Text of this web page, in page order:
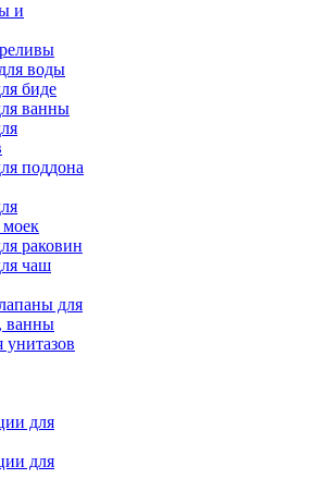
и
воды
биде
ванны
поддона
раковин
чаш
для
ванны
для
для